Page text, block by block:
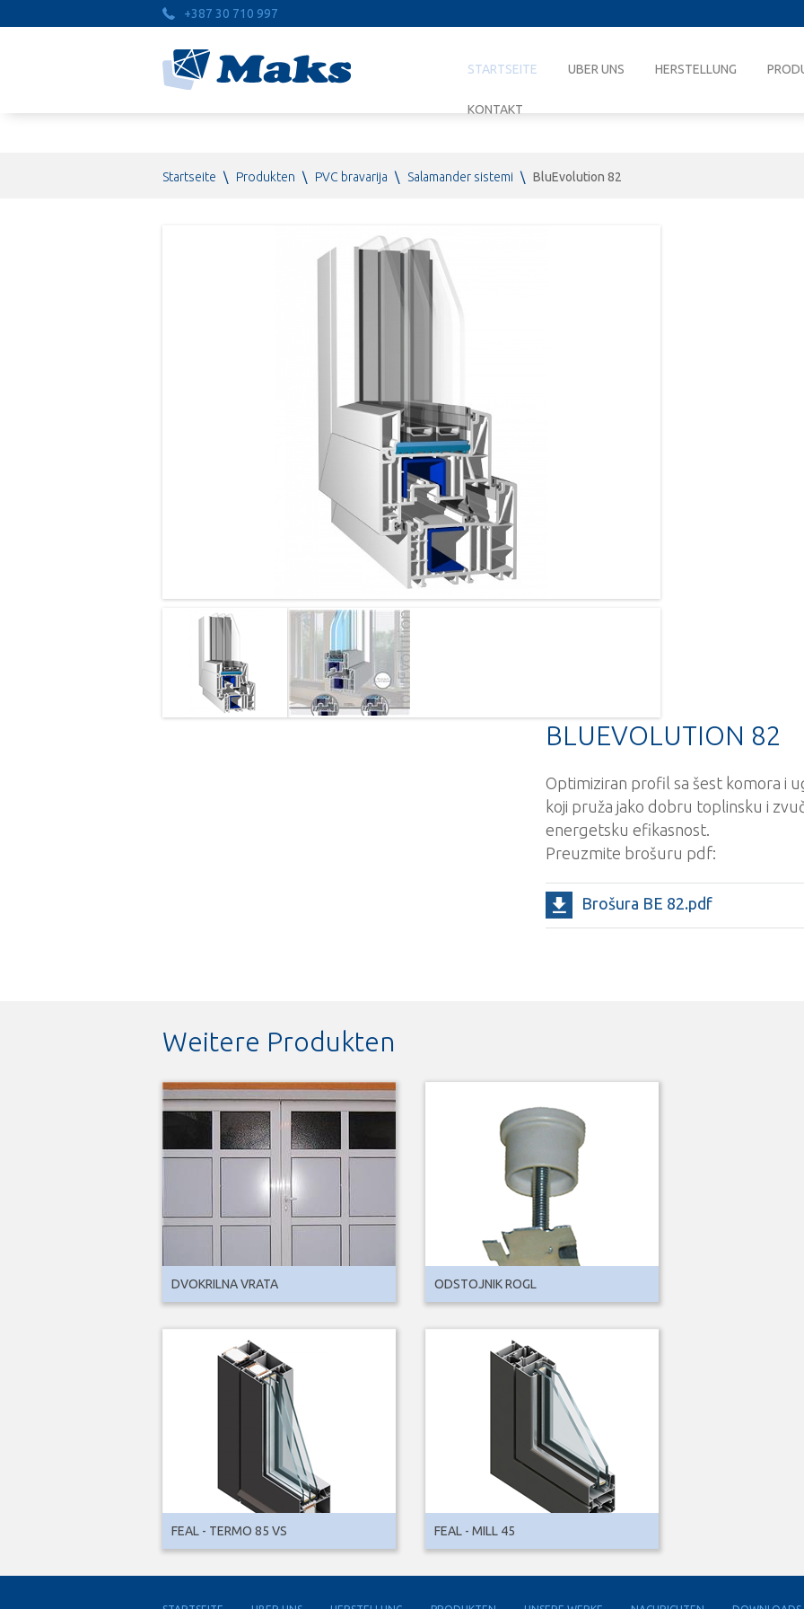
+387 30 710 997
STARTSEITE UBER UNS HERSTELLUNG
KONTAKT
Startseite \ Produkten \ PVC bravarija \ Salamander sistemi \ BluEvolution 82
BLUEVOLUTION 82
Optimiziran profil sa šest komora i
koji pruža jako dobru toplinsku i
energetsku efikasnost.
Preuzmite brošuru pdf:
Brošura BE 82.pdf
Weitere Produkten
DVOKRILNA VRATA ODSTOJNIK ROGL
FEAL - TERMO 85 VS FEAL - MILL 45